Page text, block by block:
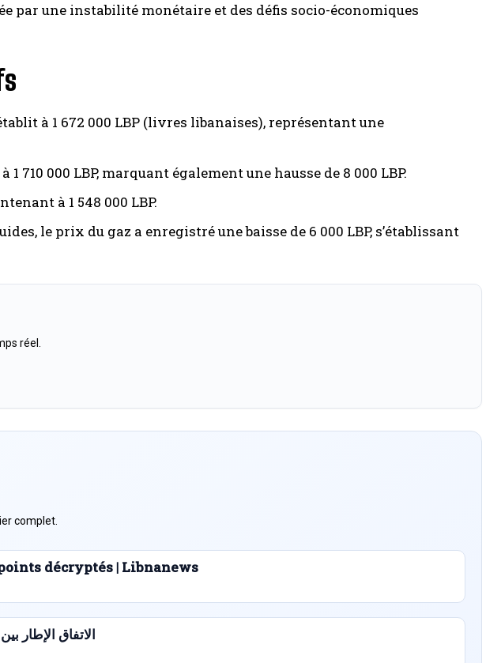
par une instabilité monétaire et des défis socio-économiques
à 1 672 000 LBP (livres libanaises), représentant une
1 710 000 LBP, marquant également une hausse de 8 000 LBP.
à 1 548 000 LBP.
le prix du gaz a enregistré une baisse de 6 000 LBP, s’établissant
réel.
complet.
décryptés | Libnanews
الاتفاق الإطار بين